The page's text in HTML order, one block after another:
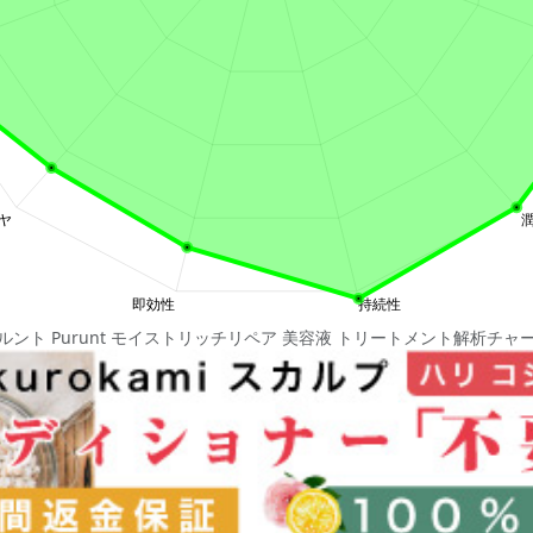
ント Purunt モイストリッチリペア 美容液 トリートメント解析チャ